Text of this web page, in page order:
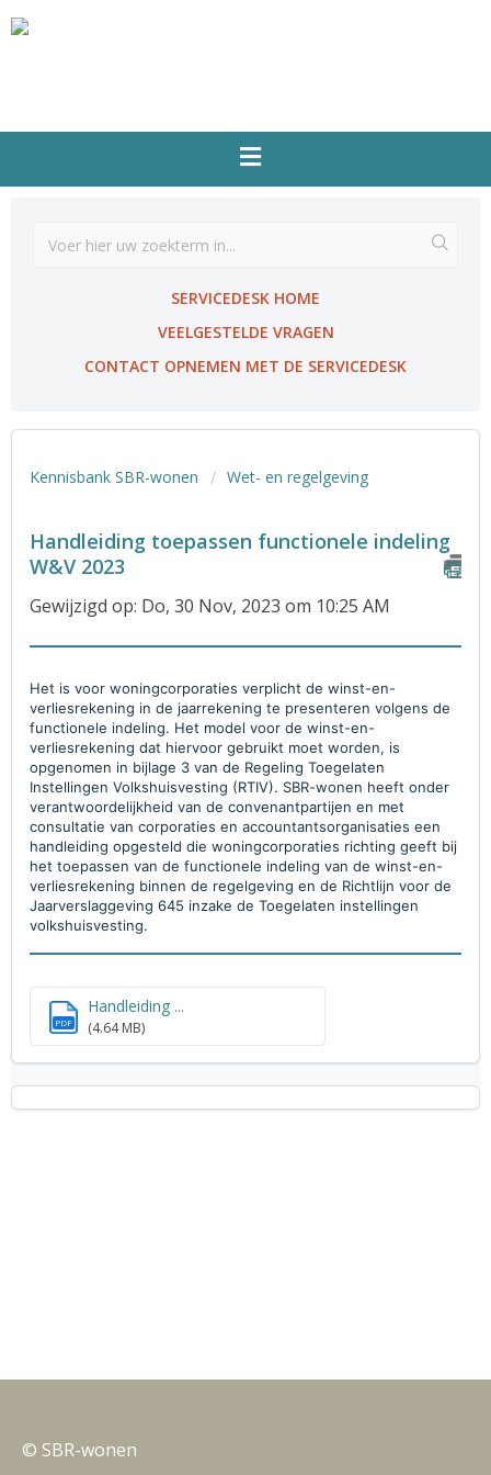
SERVICEDESK HOME
VEELGESTELDE VRAGEN
CONTACT OPNEMEN MET DE SERVICEDESK
Kennisbank SBR-wonen Wet- en regelgeving
Handleiding toepassen functionele indeling
W&V 2023
Gewijzigd op: Do, 30 Nov, 2023 om 10:25 AM
Het is voor woningcorporaties verplicht de winst-en-
verliesrekening in de jaarrekening te presenteren volgens de
functionele indeling. Het model voor de winst-en-
verliesrekening dat hiervoor gebruikt moet worden, is
opgenomen in bijlage 3 van de Regeling Toegelaten
Instellingen Volkshuisvesting (RTIV). SBR-wonen heeft onder
verantwoordelijkheid van de convenantpartijen en met
consultatie van corporaties en accountantsorganisaties een
handleiding opgesteld die woningcorporaties richting geeft bij
het toepassen van de functionele indeling van de winst-en-
verliesrekening binnen de regelgeving en de Richtlijn voor de
Jaarverslaggeving 645 inzake de Toegelaten instellingen
volkshuisvesting.
PDF
Handleiding ...
(4.64 MB)
© SBR-wonen